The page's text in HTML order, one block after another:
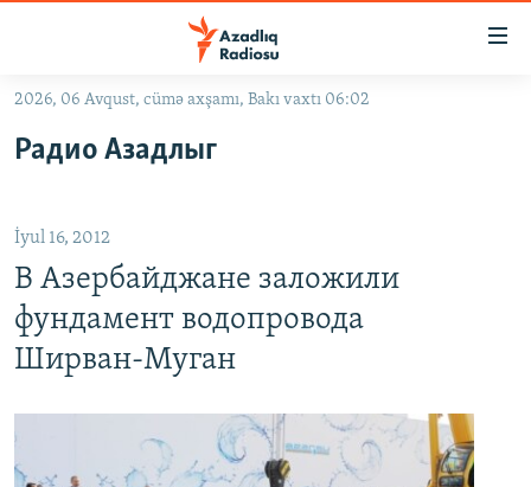
Əsas
qayıt
qayıt
Axtarışa
keç
#İZAHLA
#ƏSLINDƏ
FƏRQƏ BAX
QANUNI DOĞRU
ARAŞDIRMA
RADIO ARXIV
2026, 06 Avqust, cümə axşamı, Bakı vaxtı 06:02
Радио Азадлыг
İyul 16, 2012
В Азербайджане заложили
фундамент водопровода
Ширван-Муган